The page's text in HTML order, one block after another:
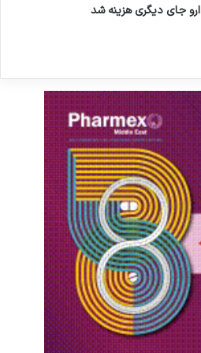
جای دیگری هزینه شد